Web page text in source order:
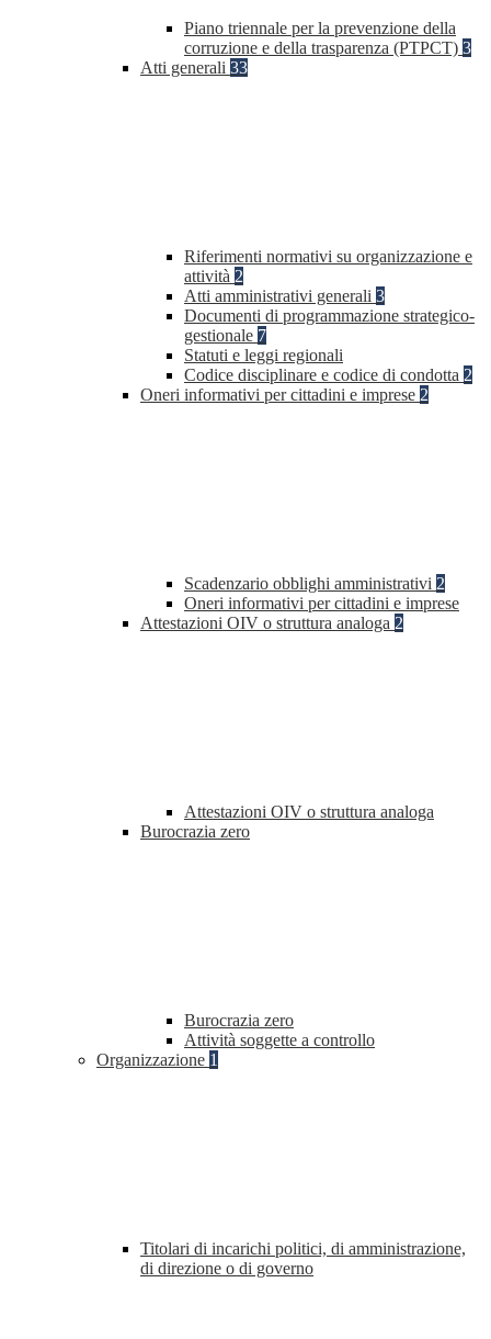
Piano triennale per la prevenzione della
corruzione e della trasparenza (PTPCT) 3
Atti generali 33
Riferimenti normativi su organizzazione e
attività 2
Atti amministrativi generali 3
Documenti di programmazione strategico-
gestionale 7
Statuti e leggi regionali
Codice disciplinare e codice di condotta 2
Oneri informativi per cittadini e imprese 2
Scadenzario obblighi amministrativi 2
Oneri informativi per cittadini e imprese
Attestazioni OIV o struttura analoga 2
Attestazioni OIV o struttura analoga
Burocrazia zero
Burocrazia zero
Attività soggette a controllo
Organizzazione 1
Titolari di incarichi politici, di amministrazione,
di direzione o di governo